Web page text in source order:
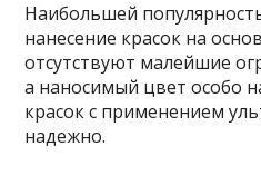
Наибольшей
нанесение красок на
отсутствуют малейшие
а наносимый цвет особо
красок с применением
надежно.